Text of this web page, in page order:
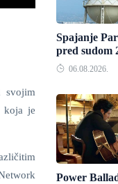
svojim
koja je
Spajanje
pred sudom
06.08.2026.
Power